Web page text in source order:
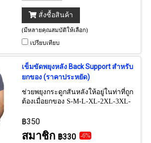
สั่งซื้อสินค้า
(มีหลายคุณสมบัติให้เลือก)
เปรียบเทียบ
เข็มขัดพยุงหลัง Back Support สำหรับ
ยกของ (ราคาประหยัด)
ช่วยพยุงกระดูกสันหลังให้อยู่ในท่าที่ถูก
ต้องเมื่อยกของ S-M-L-XL-2XL-3XL-
฿350
สมาชิก ฿330 -6%